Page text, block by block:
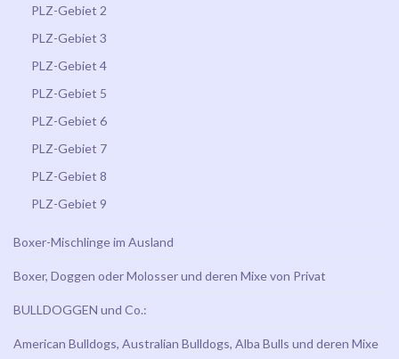
PLZ-Gebiet 2
PLZ-Gebiet 3
PLZ-Gebiet 4
PLZ-Gebiet 5
PLZ-Gebiet 6
PLZ-Gebiet 7
PLZ-Gebiet 8
PLZ-Gebiet 9
Boxer-Mischlinge im Ausland
Boxer, Doggen oder Molosser und deren Mixe von Privat
BULLDOGGEN und Co.:
American Bulldogs, Australian Bulldogs, Alba Bulls und deren Mixe